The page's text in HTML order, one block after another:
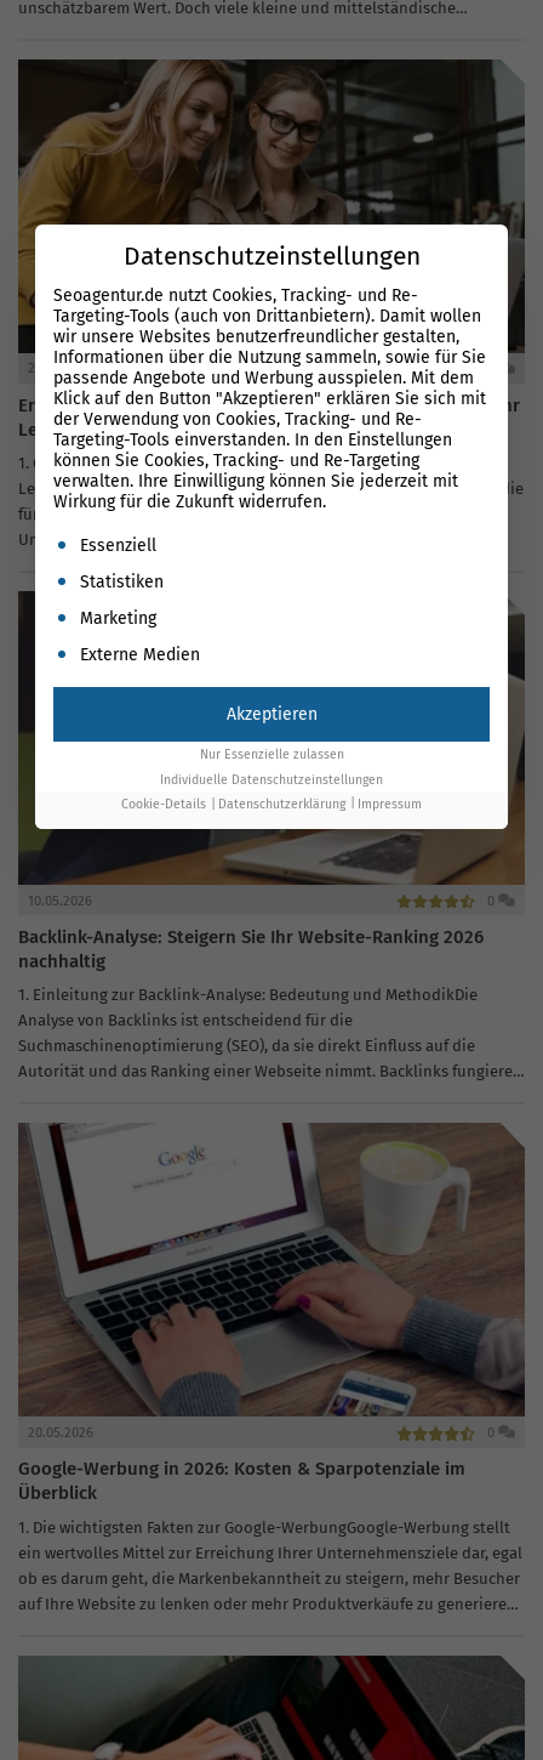
unschätzbarem Wert. Doch viele kleine und mittelständische
24.05.2026
Erfolgreiche Lead-Generierung 2026: So generieren Sie mehr
Leads
1. Grundprinzipien effektiver Lead-GenerierungDie Generierung von
Leads basiert auf fundierten Grundlagen und Schlüsselkonzepten, die
für jedes Unternehmen, insbesondere für kleine und mittlere
Unternehmen (KMU), essentiell sind. Ein tiefes Verständnis dieser
Generierung zu...
10.05.2026 0
Backlink-Analyse: Steigern Sie Ihr Website-Ranking 2026
nachhaltig
1. Einleitung zur Backlink-Analyse: Bedeutung und MethodikDie
Analyse von Backlinks ist entscheidend für die
Suchmaschinenoptimierung (SEO), da sie direkt Einfluss auf die
Autorität und das Ranking einer Webseite nimmt. Backlinks fungieren
20.05.2026 0
Google-Werbung in 2026: Kosten & Sparpotenziale im
Überblick
1. Die wichtigsten Fakten zur Google-WerbungGoogle-Werbung stellt
ein wertvolles Mittel zur Erreichung Ihrer Unternehmensziele dar, egal
ob es darum geht, die Markenbekanntheit zu steigern, mehr Besucher
auf Ihre Website zu lenken oder mehr Produktverkäufe zu generieren.
Datenschutzeinstellungen
Seoagentur.de nutzt Cookies, Tracking- und Re-
Targeting-Tools (auch von Drittanbietern). Damit wollen
wir unsere Websites benutzerfreundlicher gestalten,
Informationen über die Nutzung sammeln, sowie für Sie
passende Angebote und Werbung ausspielen. Mit dem
Klick auf den Button "Akzeptieren" erklären Sie sich mit
der Verwendung von Cookies, Tracking- und Re-
Targeting-Tools einverstanden. In den Einstellungen
können Sie Cookies, Tracking- und Re-Targeting
verwalten. Ihre Einwilligung können Sie jederzeit mit
Wirkung für die Zukunft widerrufen.
Es folgt eine Liste der Service-Gruppen, für die eine
Essenziell
Statistiken
Marketing
Externe Medien
Akzeptieren
Nur Essenzielle zulassen
Individuelle Datenschutzeinstellungen
Cookie-Details
Datenschutzerklärung Impressum